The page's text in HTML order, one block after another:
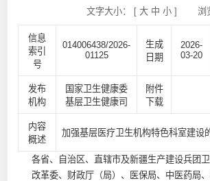
文字大小： [ 大 中 小] 浏
信息
索引
号
014006438/2026-
01125
生成
日期
2026-
03-20
发布
机构
国家卫生健康委
基层卫生健康司
附件
下载
内容
概述
加强基层医疗卫生机构特色科室建设
各省、自治区、直辖市及新疆生产建设兵团
改革委、财政厅（局）、医保局、中医药局、